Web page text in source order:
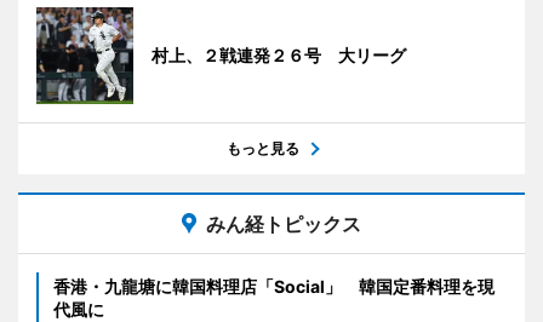
村上、２戦連発２６号 大リーグ
もっと見る
みん経トピックス
香港・九龍塘に韓国料理店「Social」 韓国定番料理を現
代風に